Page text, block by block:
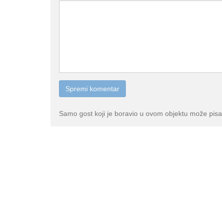
Samo gost koji je boravio u ovom objektu može